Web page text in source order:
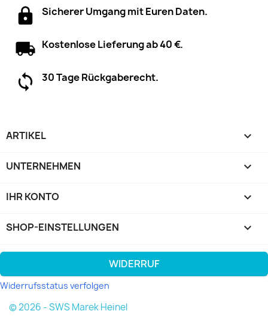
Sicherer Umgang mit Euren Daten.
Kostenlose Lieferung ab 40 €.
30 Tage Rückgaberecht.
ARTIKEL 
UNTERNEHMEN 
IHR KONTO 
SHOP-EINSTELLUNGEN keyboard_arrow_down
WIDERRUF
Widerrufsstatus verfolgen
© 2026 - SWS Marek Heinel